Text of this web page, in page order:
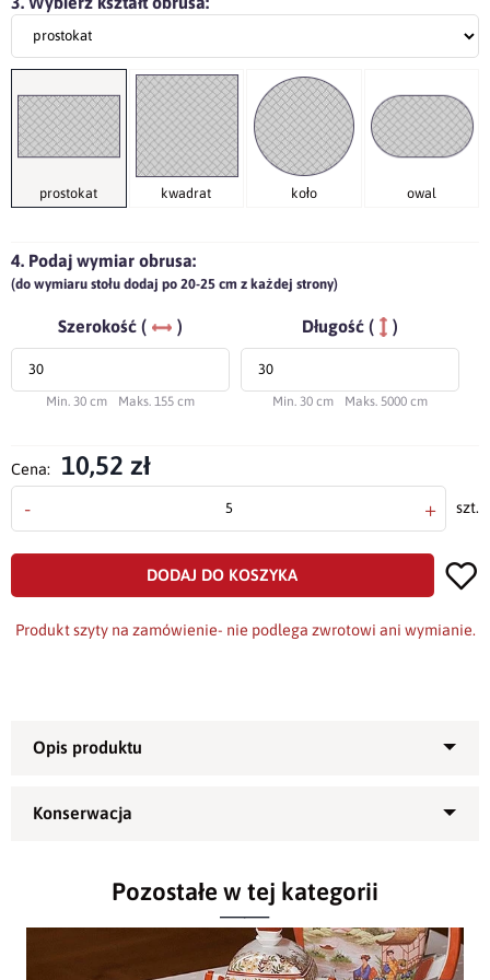
prostokat kwadrat koło owal
4. Podaj wymiar obrusa:
(do wymiaru stołu dodaj po 20-25 cm z każdej strony)
Szerokość ( )
Min. 30 cm Maks. 155 cm
Długość ( )
Min. 30 cm Maks. 5000 cm
Cena: 10,52 zł
- + szt.
DODAJ DO KOSZYKA
Produkt szyty na zamówienie- nie podlega zwrotowi ani wymianie.
Obrus plamoodporny Laura -
korzystny cenowo produkt
Wykonany z plamoodpornej, poliestrowej
tkaniny o gramaturze ok. 180 g/m
Pozostałe w tej kategorii